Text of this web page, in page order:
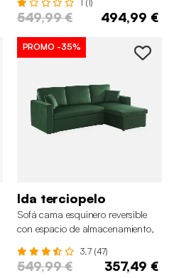
1 (1)
549,99 € 494,99 €
PROMO -35%
Ida terciopelo
Sofá cama esquinero reversible
con espacio de almacenamiento,
3.7 (47)
549,99 € 357,49 €